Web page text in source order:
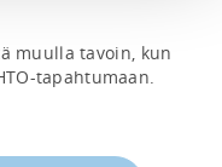
muulla tavoin, kun
tapahtumaan.